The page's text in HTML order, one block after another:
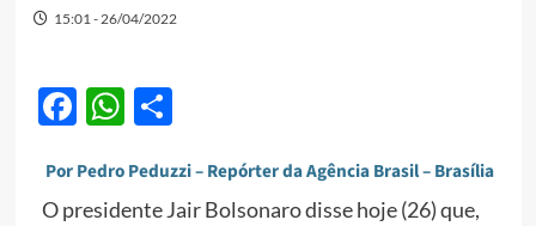
15:01 - 26/04/2022
Facebook
WhatsApp
Share
Por Pedro Peduzzi – Repórter da Agência Brasil – Brasília
O presidente Jair Bolsonaro disse hoje (26) que,